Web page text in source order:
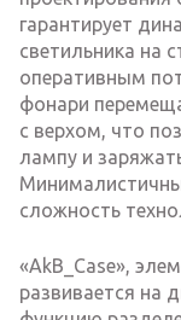
гарантирует
светильника на
оперативным
фонари
с верхом, что
лампу и
сложность
«AkB_Case»,
развивается на